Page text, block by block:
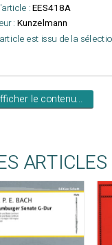
:EES418A
:Kunzelmann
est issu de la
le contenu...